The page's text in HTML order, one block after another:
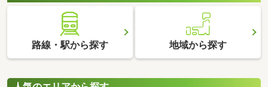
路線・駅から探す 地域から探す